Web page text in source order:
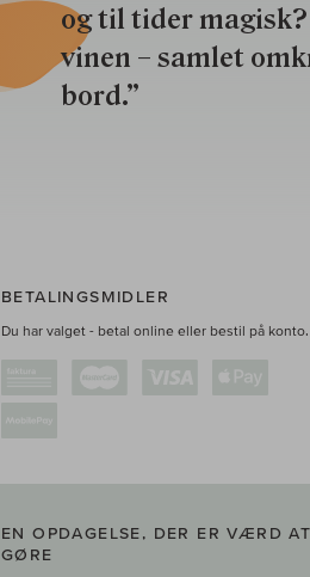
og til tider
vinen – samlet
bord.”
BETALINGSMIDLER
Du har valget - betal online eller bestil på konto.
EN OPDAGELSE, DER ER VÆRD AT
GØRE